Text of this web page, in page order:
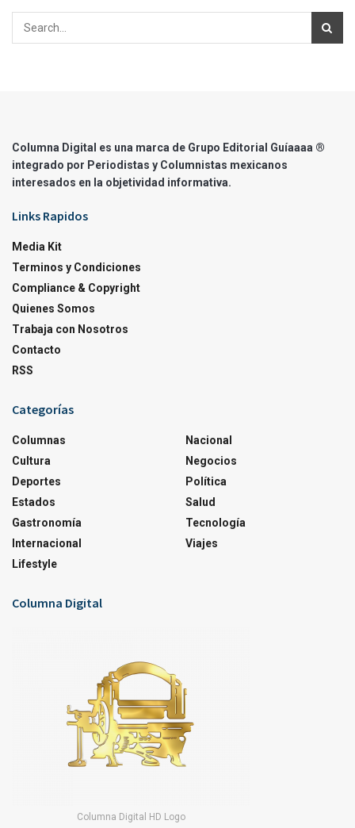
Columna Digital es una marca de Grupo Editorial Guíaaaa ®
integrado por Periodistas y Columnistas mexicanos
interesados en la objetividad informativa.
Links Rapidos
Media Kit
Terminos y Condiciones
Compliance & Copyright
Quienes Somos
Trabaja con Nosotros
Contacto
RSS
Categorías
Columnas
Cultura
Deportes
Estados
Gastronomía
Internacional
Lifestyle
Nacional
Negocios
Política
Salud
Tecnología
Viajes
Columna Digital
Columna Digital HD Logo